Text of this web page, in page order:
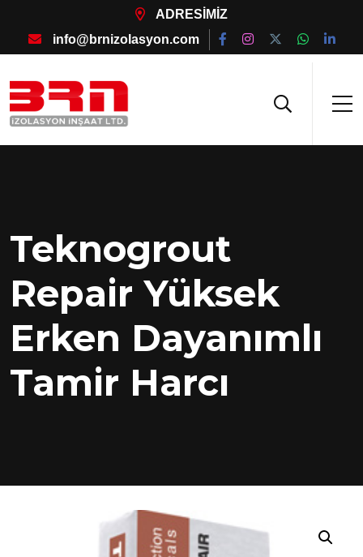
ADRESİMİZ
info@brnizolasyon.com
Teknogrout
Repair Yüksek
Erken Dayanımlı
Tamir Harcı